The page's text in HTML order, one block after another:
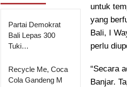
Partai Demokrat
Bali Lepas 300
Tuki…
Recycle Me, Coca
Cola Gandeng M
untuk
yang
Bali, I
perlu
“Secara
Banjar.